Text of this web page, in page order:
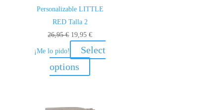
Personalizable LITTLE
RED Talla 2
26,95€ El
precio
original
19,95€El
precio
actual
¡Me lo pido!
Select
options